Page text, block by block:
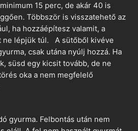
15 perc, de akár 40 is
Többször is visszatehető az
ha hozzáépítesz valamit, a
ne lépjük túl. A sütőből kivéve
csak utána nyúlj hozzá. Ha
süsd egy kicsit tovább, de ne
oka a nem megfelelő
gyurma. Felbontás után nem